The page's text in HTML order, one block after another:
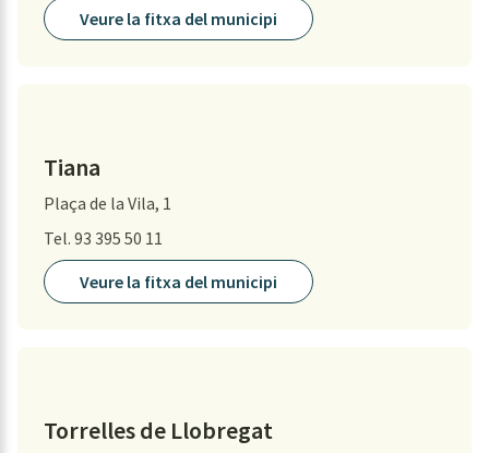
Veure la fitxa del municipi
Tiana
Plaça de la Vila, 1
Tel. 93 395 50 11
Veure la fitxa del municipi
Torrelles de Llobregat